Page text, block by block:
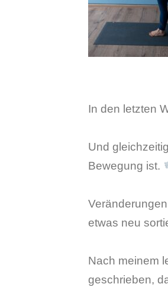
In den letzten
Und
Bewegung ist.
etwas neu
Nach meinem
geschrieben,